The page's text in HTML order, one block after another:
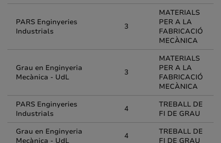
PARS Enginyeries
Industrials
3
MATERIALS
PER A LA
FABRICACIÓ
MECÀNICA
Grau en Enginyeria
Mecànica - UdL
3
MATERIALS
PER A LA
FABRICACIÓ
MECÀNICA
PARS Enginyeries
Industrials
4
TREBALL DE
FI DE GRAU
Grau en Enginyeria
Mecànica - UdL
4
TREBALL DE
FI DE GRAU